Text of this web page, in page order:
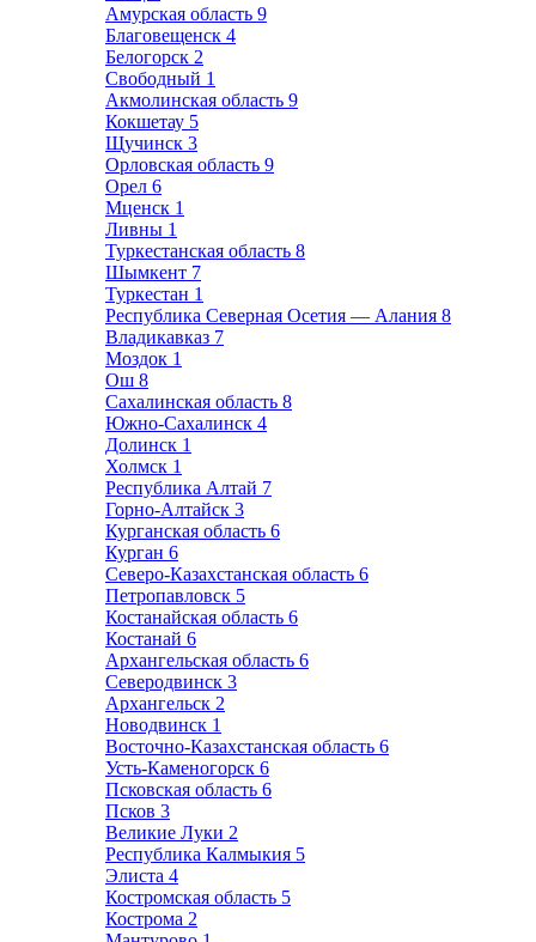
Амурская область 9
Благовещенск 4
Белогорск 2
Свободный 1
Акмолинская область 9
Кокшетау 5
Щучинск 3
Орловская область 9
Орел 6
Мценск 1
Ливны 1
Туркестанская область 8
Шымкент 7
Туркестан 1
Республика Северная Осетия — Алания 8
Владикавказ 7
Моздок 1
Ош 8
Сахалинская область 8
Южно-Сахалинск 4
Долинск 1
Холмск 1
Республика Алтай 7
Горно-Алтайск 3
Курганская область 6
Курган 6
Северо-Казахстанская область 6
Петропавловск 5
Костанайская область 6
Костанай 6
Архангельская область 6
Северодвинск 3
Архангельск 2
Новодвинск 1
Восточно-Казахстанская область 6
Усть-Каменогорск 6
Псковская область 6
Псков 3
Великие Луки 2
Республика Калмыкия 5
Элиста 4
Костромская область 5
Кострома 2